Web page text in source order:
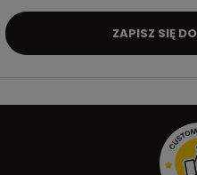
ZAPISZ SIĘ